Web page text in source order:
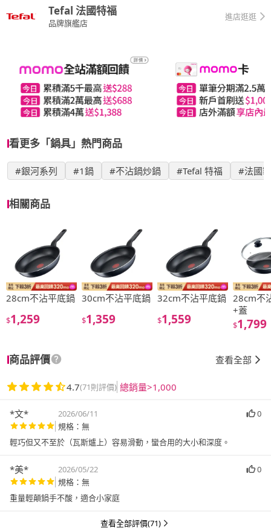
Tefal 法國特福
品牌旗艦店
進店逛逛
看更多「鍋具」熱門商品
#銀河系列 #1鍋 #不沾鍋炒鍋 #Tefal 特福 #法國製
相關商品
28cm不沾平底鍋
$1,259
30cm不沾平底鍋
$1,359
32cm不沾平底鍋
$1,559
28cm不
+蓋
$1,799
商品評價 查看全部
4.7(71則評價) 總銷量>1,000
*文* 2026/06/11
0
規格：無
輕巧但又不至於（瓦斯爐上）容易滑動，蠻合用的大小和深度。
*美* 2026/05/22
0
規格：無
重量輕顛鍋手不酸，適合小家庭
查看全部評價(71)